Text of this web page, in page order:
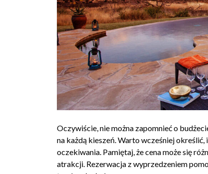
Oczywiście, nie można zapomnieć o
na każdą kieszeń. Warto wcześniej określić,
oczekiwania. Pamiętaj, że cena może się
atrakcji. Rezerwacja z wyprzedzeniem